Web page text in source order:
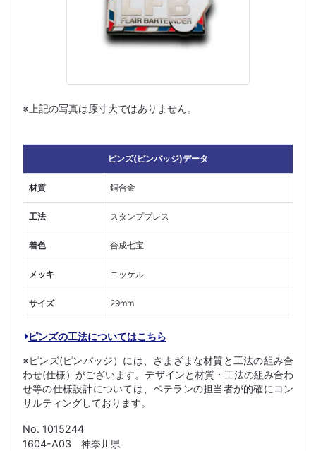
※上記の写真は原寸大ではありません。
ピンズ(ピンバッジ)データ
材質 銅合金
工法 スタンププレス
着色 合成七宝
メッキ ニッケル
サイズ 29mm
ピンズの工法についてはこちら
※ピンズ(ピンバッジ）には、さまざまな材質と工法の組み合
わせ(仕様）がございます。デザインと材質・工法の組み合わ
せ等の仕様設計については、ベテランの担当者が的確にコン
サルティングしております。
No. 1015244
1604-A03 神奈川県